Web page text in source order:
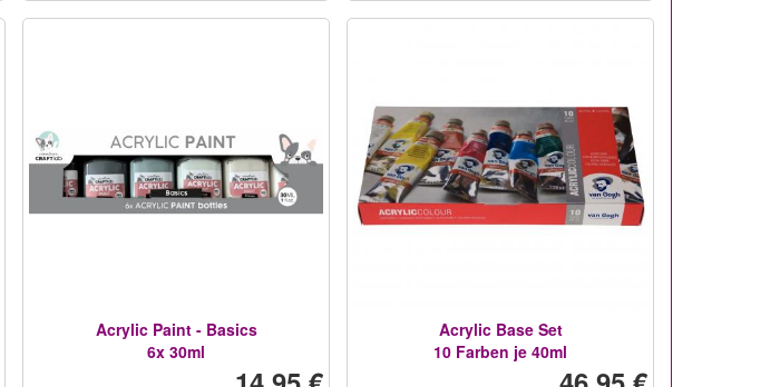
Acrylic Paint - Basics
6x 30ml
Acrylic Base Set
10 Farben je 40ml